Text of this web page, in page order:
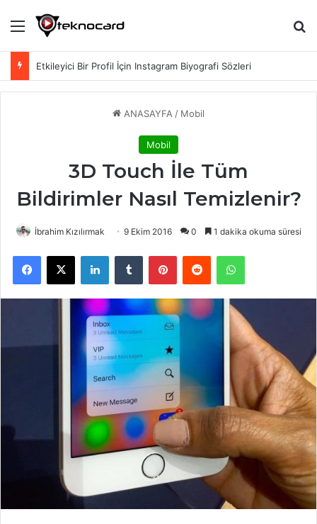
Menü
Etkileyici Bir Profil İçin Instagram Biyografi Sözleri
ANASAYFA / Mobil
Mobil
3D Touch İle Tüm
Bildirimler Nasıl Temizlenir?
İbrahim Kızılırmak 9 Ekim 2016 0 1 dakika okuma süresi
Facebook
X LinkedInTumblr PinterestReddit WhatsApp